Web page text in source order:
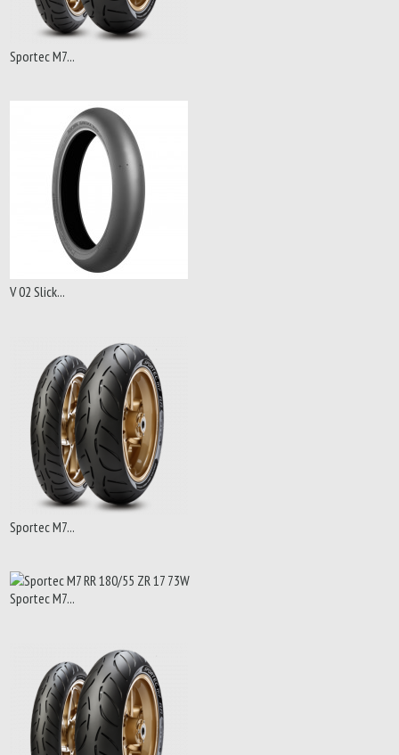
Sportec M7...
V 02 Slick...
Sportec M7...
Sportec M7...